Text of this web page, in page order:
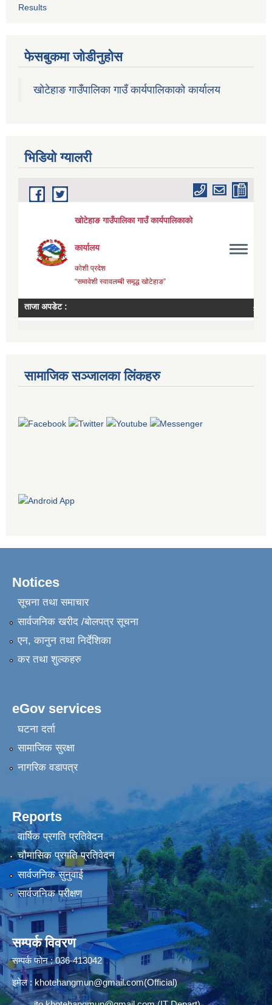
Results
फेसबुकमा जोडीनुहोस
खोटेहाङ गाउँपालिका गाउँ कार्यपालिकाको कार्यालय
भिडियाे ग्यालरी
सामाजिक सञ्जालका लिंकहरु
Notices
सूचना तथा समाचार
सार्वजनिक खरीद /बोलपत्र सूचना
एन, कानुन तथा निर्देशिका
कर तथा शुल्कहरु
eGov services
घटना दर्ता
सामाजिक सुरक्षा
नागरिक वडापत्र
Reports
वार्षिक प्रगति प्रतिवेदन
चौमासिक प्रगति प्रतिवेदन
सार्वजनिक सुनुवाई
सार्वजनिक परीक्षण
सम्पर्क विवरण
सम्पर्क फोन : 036-413042
इमेल :khotehangmun@gmail.com(Official)